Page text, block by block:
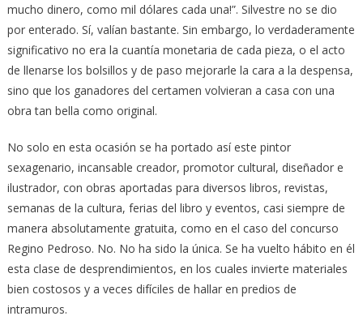
mucho dinero, como mil dólares cada una!”. Silvestre no se dio
por enterado. Sí, valían bastante. Sin embargo, lo verdaderamente
significativo no era la cuantía monetaria de cada pieza, o el acto
de llenarse los bolsillos y de paso mejorarle la cara a la despensa,
sino que los ganadores del certamen volvieran a casa con una
obra tan bella como original.
No solo en esta ocasión se ha portado así este pintor
sexagenario, incansable creador, promotor cultural, diseñador e
ilustrador, con obras aportadas para diversos libros, revistas,
semanas de la cultura, ferias del libro y eventos, casi siempre de
manera absolutamente gratuita, como en el caso del concurso
Regino Pedroso. No. No ha sido la única. Se ha vuelto hábito en él
esta clase de desprendimientos, en los cuales invierte materiales
bien costosos y a veces difíciles de hallar en predios de
intramuros.